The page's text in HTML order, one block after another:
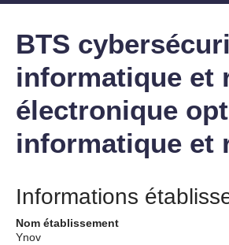
BTS
informatique et
électronique
informatique et
Informations
Nom établissement
Ynov